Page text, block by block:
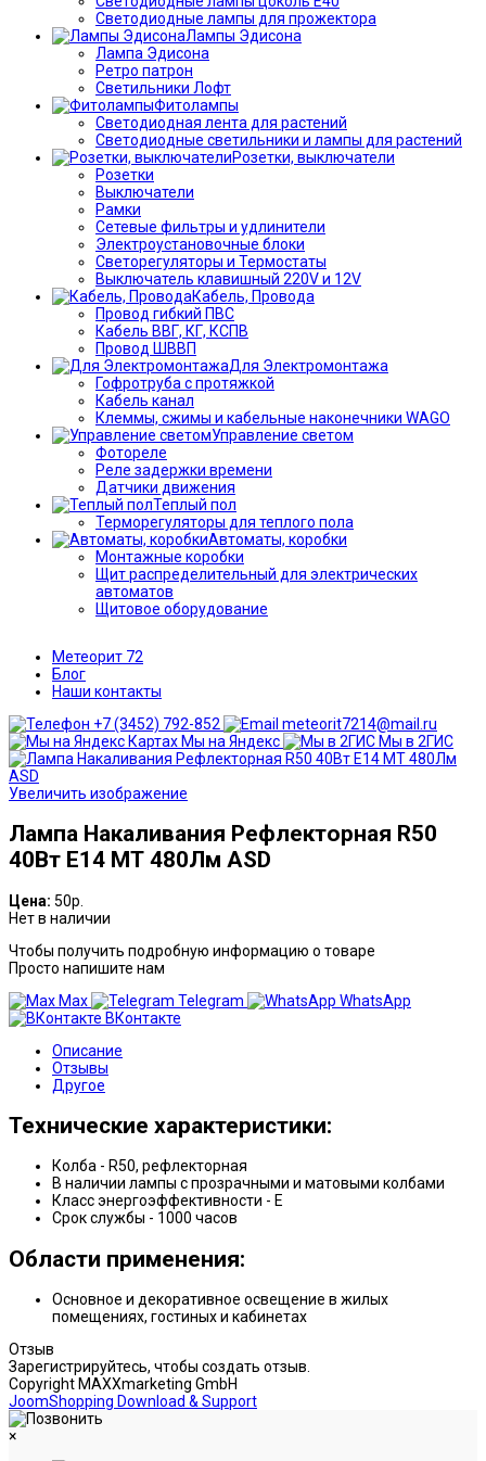
Светодиодные лампы для прожектора
Лампы Эдисона
Лампа Эдисона
Ретро патрон
Светильники Лофт
Фитолампы
Светодиодная лента для растений
Светодиодные светильники и лампы для растений
Розетки, выключатели
Розетки
Выключатели
Рамки
Сетевые фильтры и удлинители
Электроустановочные блоки
Светорегуляторы и Термостаты
Выключатель клавишный 220V и 12V
Кабель, Провода
Провод гибкий ПВС
Кабель ВВГ, КГ, КСПВ
Провод ШВВП
Для Электромонтажа
Гофротруба с протяжкой
Кабель канал
Клеммы, сжимы и кабельные наконечники WAGO
Управление светом
Фотореле
Реле задержки времени
Датчики движения
Теплый пол
Терморегуляторы для теплого пола
Автоматы, коробки
Монтажные коробки
Щит распределительный для электрических
автоматов
Щитовое оборудование
Метеорит 72
Блог
Наши контакты
+7 (3452) 792-852
meteorit7214@mail.ru
Мы на Яндекс
Мы в 2ГИС
Увеличить изображение
Лампа Накаливания Рефлекторная R50
40Вт Е14 МТ 480Лм ASD
Цена: 50р.
Нет в наличии
Чтобы получить подробную информацию о товаре
Просто напишите нам
Max
Telegram
WhatsApp
ВКонтакте
Описание
Отзывы
Другое
Технические характеристики:
Колба - R50, рефлекторная
В наличии лампы с прозрачными и матовыми колбами
Класс энергоэффективности - E
Срок службы - 1000 часов
Области применения:
Основное и декоративное освещение в жилых
помещениях, гостиных и кабинетах
Отзыв
Зарегистрируйтесь, чтобы создать отзыв.
Copyright MAXXmarketing GmbH
JoomShopping Download & Support
×